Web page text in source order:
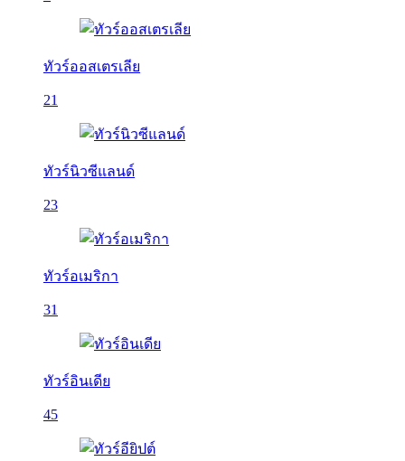
ทัวร์ออสเตรเลีย
21
ทัวร์นิวซีแลนด์
23
ทัวร์อเมริกา
31
ทัวร์อินเดีย
45